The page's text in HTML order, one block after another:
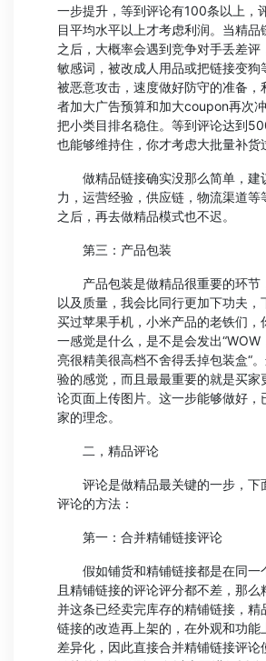
一步提升，等到评论有100条以上，
目平均水平以上才考虑利润。当精品
之后，大概率会遇到竞争对手丢差评
敏感词，被改成人用品或把链接变狗
被恶意攻击，速度做好防守的准备，
者加大广告预算和加大coupon再次
把小类目排名稳住。等到评论达到
也能够维持住，你才考虑大批量补货
做精品链接确实没那么简单，建
力，运营经验，供应链，物流渠道等
之后，再去做精品模式也不迟。
第三：产品包装
产品包装是做精品很重要的环节
以及质量，我会比同行更加下功夫，
买过苹果手机，小米产品的老铁们，
一感觉是什么，是不是会发出“WOW
亮很精美很高档不舍得丢掉包装盒“
验的感觉，而且最最重要的就是买家
论页面上传图片。这一步能够做好，
家的理念。
二，精品评论
评论是做精品最关键的一步，下
评论的方法：
第一：合并精铺链接评论
假如铺货和精铺链接都是在同一
且精铺链接的评论评分都不差，那么
并这条已经卖完库存的精铺链接，精
链接的改造再上架的，在外观和功能
差异化，因此直接合并精铺链接评论